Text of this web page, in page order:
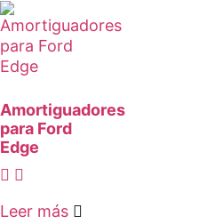
Amortiguadores
para Ford
Edge
Leer más